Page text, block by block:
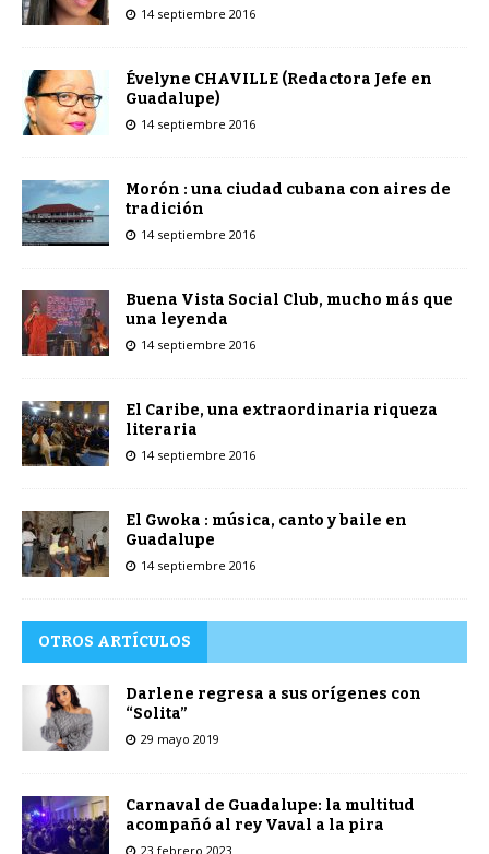
14 septiembre 2016
Évelyne CHAVILLE (Redactora Jefe en
Guadalupe)
14 septiembre 2016
Morón : una ciudad cubana con aires de
tradición
14 septiembre 2016
Buena Vista Social Club, mucho más que
una leyenda
14 septiembre 2016
El Caribe, una extraordinaria riqueza
literaria
14 septiembre 2016
El Gwoka : música, canto y baile en
Guadalupe
14 septiembre 2016
OTROS ARTÍCULOS
Darlene regresa a sus orígenes con
“Solita”
29 mayo 2019
Carnaval de Guadalupe: la multitud
acompañó al rey Vaval a la pira
23 febrero 2023